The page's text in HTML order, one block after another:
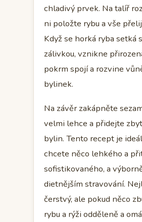
chladivý prvek. Na talíř
ni položte rybu a vše
Když se horká ryba setká
zálivkou, vznikne
pokrm spojí a rozvine
bylinek.
Na závěr zakápněte
velmi lehce a přidejte
bylin. Tento recept je
chcete něco lehkého a
sofistikovaného, a
dietnějším stravování.
čerstvý, ale pokud něco
rybu a rýži odděleně a